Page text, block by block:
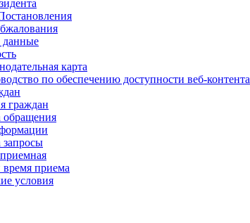
карта
по обеспечению доступности веб-контента
граждан
обращения
приема
условия